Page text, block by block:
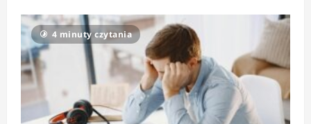
4 minuty czytania